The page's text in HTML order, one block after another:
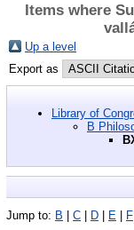
Items where
Up a level
Export as
Library of
B
Jump to: B C D E F